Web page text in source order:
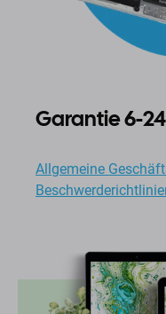
Garantie 6-
Allgemeine